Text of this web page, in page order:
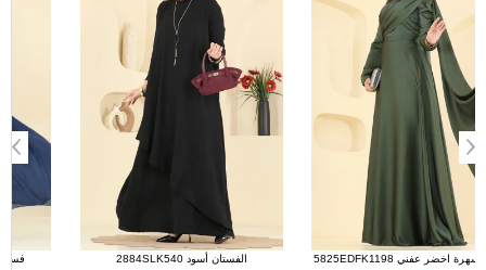
الفستان أسود 2884SLK540 فستان سهرة اخضر عفني 5825EDFK1198